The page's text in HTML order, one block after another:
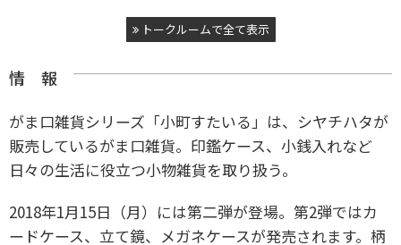
トークルームで全て表示
情 報
がま口雑貨シリーズ「小町すたいる」は、シヤチハタが
販売しているがま口雑貨。印鑑ケース、小銭入れなど
日々の生活に役立つ小物雑貨を取り扱う。
2018年1月15日（月）には第二弾が登場。第2弾ではカ
ードケース、立て鏡、メガネケースが発売されます。柄